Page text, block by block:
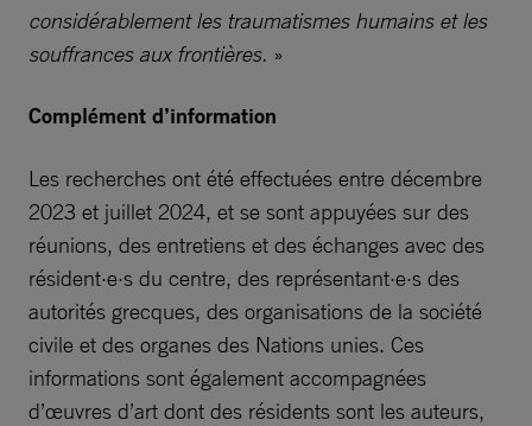
considérablement les traumatismes humains et les
souffrances aux frontières. »
Complément d’information
Les recherches ont été effectuées entre décembre
2023 et juillet 2024, et se sont appuyées sur des
réunions, des entretiens et des échanges avec des
résident·e·s du centre, des représentant·e·s des
autorités grecques, des organisations de la société
civile et des organes des Nations unies. Ces
informations sont également accompagnées
d’œuvres d’art dont des résidents sont les auteurs,